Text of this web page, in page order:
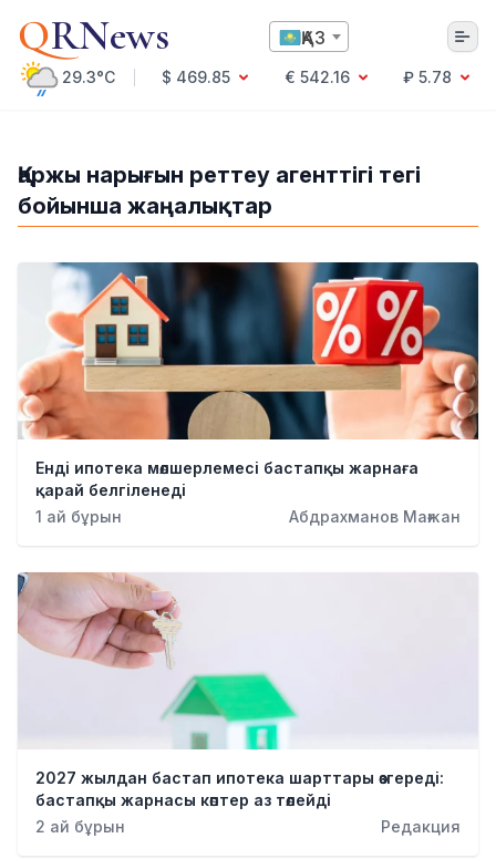
QRNews ҚАЗ
29.3°C $ 469.85 € 542.16
₽ 5.78
Саясат
Технология
Экономика
Әлемде
Қоғам
Білім және Ғылым
Оқиға
Спорт
Денсаулық
Бизнес
Қылмыс
Қаржы нарығын реттеу агенттігі тегі
бойынша жаңалықтар
Енді ипотека мөлшерлемесі бастапқы жарнаға
қарай белгіленеді
1 ай бұрын
Абдрахманов Мағжан
2027 жылдан бастап ипотека шарттары өзгереді:
бастапқы жарнасы көптер аз төлейді
2 ай бұрын
Редакция